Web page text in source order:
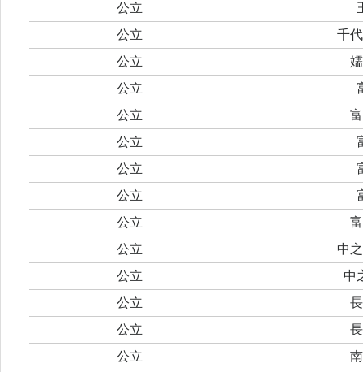
公立
公立
千
公立
公立
公立
公立
公立
公立
公立
公立
中
公立
中
公立
公立
公立